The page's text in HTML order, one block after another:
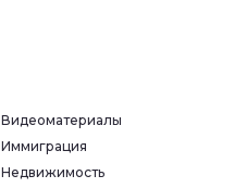
Видеоматериалы
Иммиграция
Недвижимость